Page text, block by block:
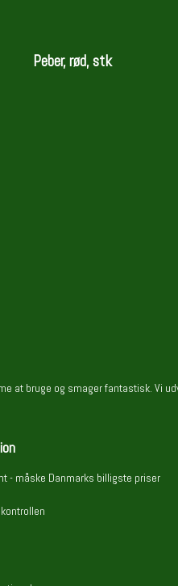
Peber, rød, stk
at bruge og smager fantastisk.
- måske Danmarks billigste priser